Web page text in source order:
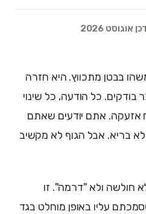
אוגוסט 2026
בבטן מתכווץ. היא חזרה
כל הודעה, כל שינוי
אזעקה. אתם יודעים שאתם
לא בריא. אבל הגוף לא מקשיב
חולשה ולא "דרמה". זו
עליו באופן מוחלט בגד